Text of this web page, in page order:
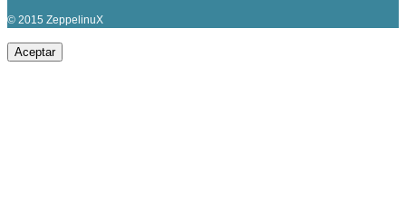
© 2015 ZeppelinuX
Aceptar